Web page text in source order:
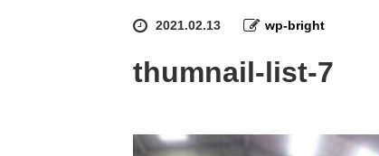
2021.02.13 wp-bright
thumnail-list-7